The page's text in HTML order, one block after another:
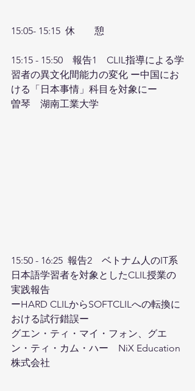
15:05- 15:15  休　　憩
15:15 - 15:50　報告1　CLIL指導による学
習者の異文化間能力の変化 ー中国にお
ける「日本事情」科目を対象にー
曽琴　湖南工業大学
15:50 - 16:25  報告2　ベトナム人のIT系
日本語学習者を対象としたCLIL授業の
実践報告
ーHARD CLILからSOFTCLILへの転換に
おける試行錯誤ー
グエン・ティ・マイ・フォン、グエ
ン・ティ・カム・ハー　NiX Education
株式会社